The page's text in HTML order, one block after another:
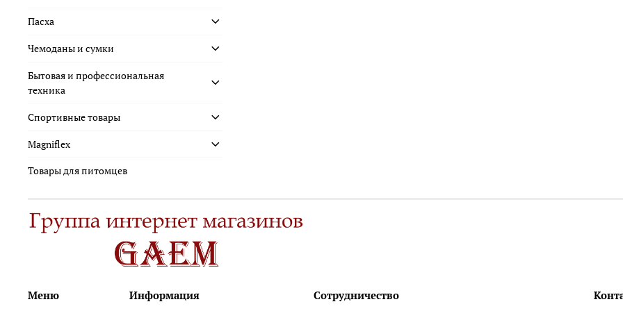
Пасха
Чемоданы и сумки
Бытовая и профессиональная
техника
Спортивные товары
Magniflex
Товары для питомцев
Меню Информация Сотрудничество